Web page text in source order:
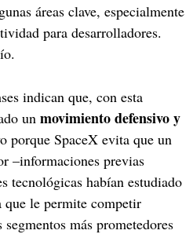
áreas clave, especialmente
para desarrolladores.
indican que, con esta
un movimiento defensivo y
porque SpaceX evita que un
–informaciones previas
tecnológicas habían estudiado
que le permite competir
más prometedores